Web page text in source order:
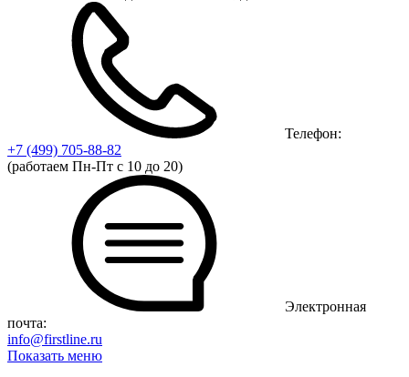
Телефон:
+7 (499) 705-88-82
(работаем Пн-Пт с 10 до 20)
Электронная
почта:
info@firstline.ru
Показать меню